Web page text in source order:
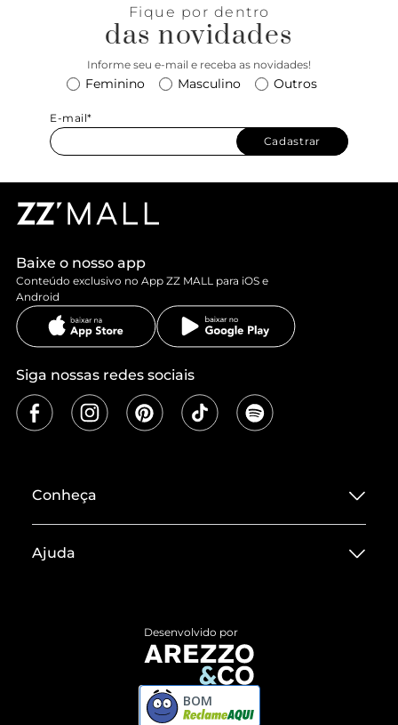
Fique por dentro
das novidades
Informe seu e-mail e receba as novidades!
Feminino Masculino Outros
E-mail*
Cadastrar
Baixe o nosso app
Conteúdo exclusivo no App ZZ MALL para iOS e
Android
Siga nossas redes sociais
Conheça
Termos de Uso
ZZ MALL é confiável
Ajuda
Devolução do Produto
Compre pelo WhatsApp
Desenvolvido por
BOM